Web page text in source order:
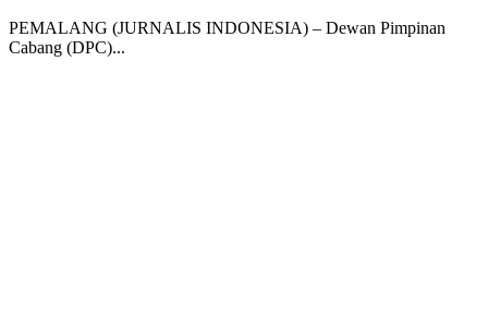
PEMALANG (JURNALIS INDONESIA) – Dewan Pimpinan
Cabang (DPC)...